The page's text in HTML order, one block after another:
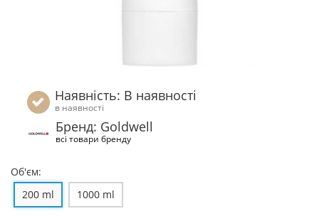
Наявність: В наявності
в наявності
Бренд: Goldwell
всі товари бренду
Об'єм:
200 ml
1000 ml